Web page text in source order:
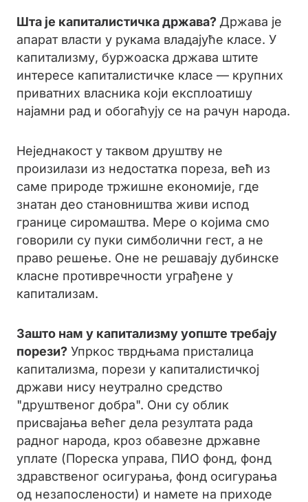
Шта је капиталистичка држава? Држава је
апарат власти у рукама владајуће класе. У
капитализму, буржоаска држава штите
интересе капиталистичке класе — крупних
приватних власника који експлоатишу
најамни рад и обогаћују се на рачун народа.
Неједнакост у таквом друштву не
произилази из недостатка пореза, већ из
саме природе тржишне економије, где
знатан део становништва живи испод
границе сиромаштва. Мере о којима смо
говорили су пуки симболични гест, а не
право решење. Оне не решавају дубинске
класне противречности уграђене у
капитализам.
Зашто нам у капитализму уопште требају
порези? Упркос тврдњама присталица
капитализма, порези у капиталистичкој
држави нису неутрално средство
"друштвеног добра". Они су облик
присвајања већег дела резултата рада
радног народа, кроз обавезне државне
уплате (Пореска управа, ПИО фонд, фонд
здравственог осигурања, фонд осигурања
од незапослености) и намете на приходе